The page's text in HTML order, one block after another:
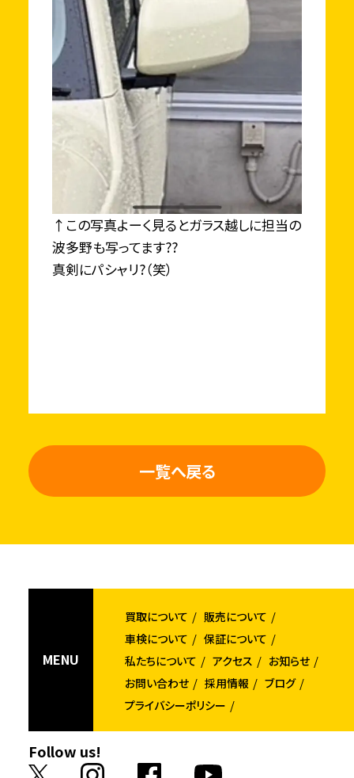
↑この写真よーく見るとガラス越しに担当の
波多野も写ってます??
真剣にパシャリ?（笑）
一覧へ戻る
MENU
買取について
販売について
車検について
保証について
私たちについて
アクセス
お知らせ
お問い合わせ
採用情報
ブログ
プライバシーポリシー
Follow us!